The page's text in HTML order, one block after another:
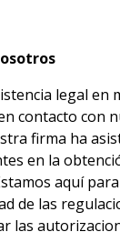
legal en
contacto con
firma ha
en la
aquí
de las
las